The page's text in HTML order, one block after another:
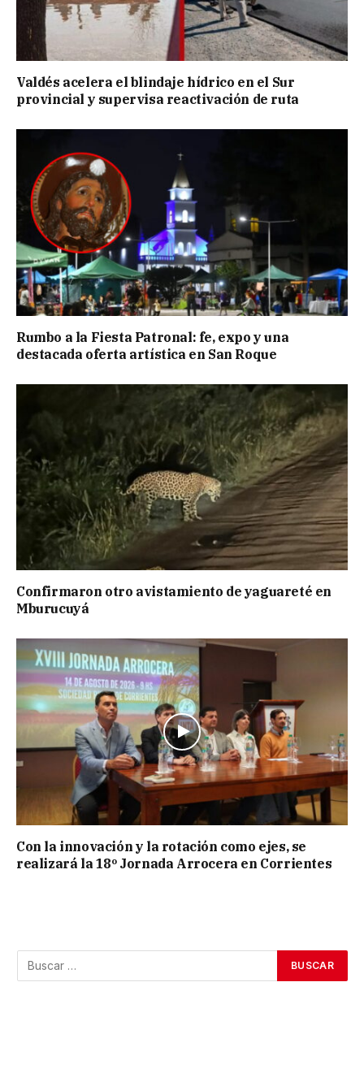
Valdés acelera el blindaje hídrico en el Sur
provincial y supervisa reactivación de ruta
Rumbo a la Fiesta Patronal: fe, expo y una
destacada oferta artística en San Roque
Confirmaron otro avistamiento de yaguareté en
Mburucuyá
Con la innovación y la rotación como ejes, se
realizará la 18º Jornada Arrocera en Corrientes